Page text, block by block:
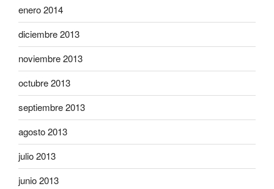
enero 2014
diciembre 2013
noviembre 2013
octubre 2013
septiembre 2013
agosto 2013
julio 2013
junio 2013